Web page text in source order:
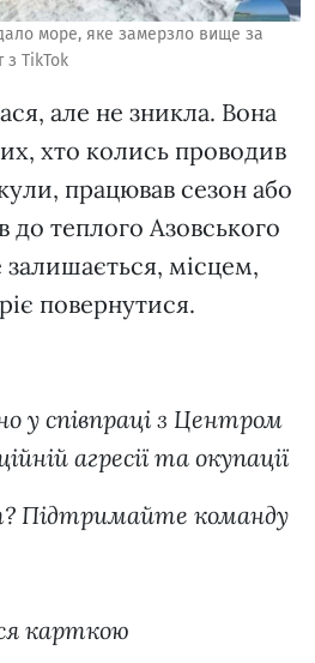
море, яке замерзло вище за
з TikTok
але не зникла. Вона
хто колись проводив
працював сезон або
теплого Азовського
місцем,
повернутися.
у співпраці з Центром
агресії та окупації
Підтримайте команду
карткою